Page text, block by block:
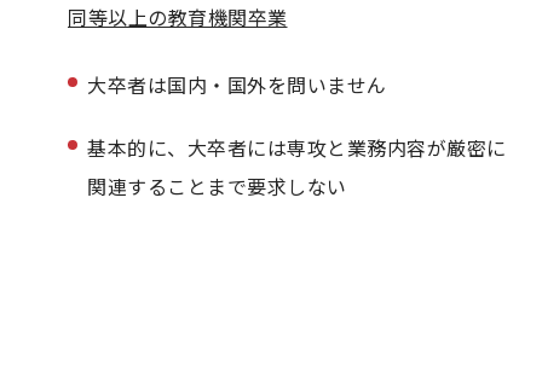
同等以上の教育機関卒業
大卒者は国内・国外を問いません
基本的に、大卒者には専攻と業務内容が厳密に
関連することまで要求しない